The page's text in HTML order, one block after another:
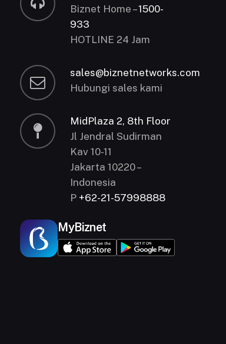
Biznet Home –1500-
933
HOTLINE 24 Jam
sales@biznetnetworks.com
Hubungi sales kami
MidPlaza 2, 8th Floor
Jl Jendral Sudirman
Kav 10-11
Jakarta 10220 –
Indonesia
P +62-21-57998888
MyBiznet